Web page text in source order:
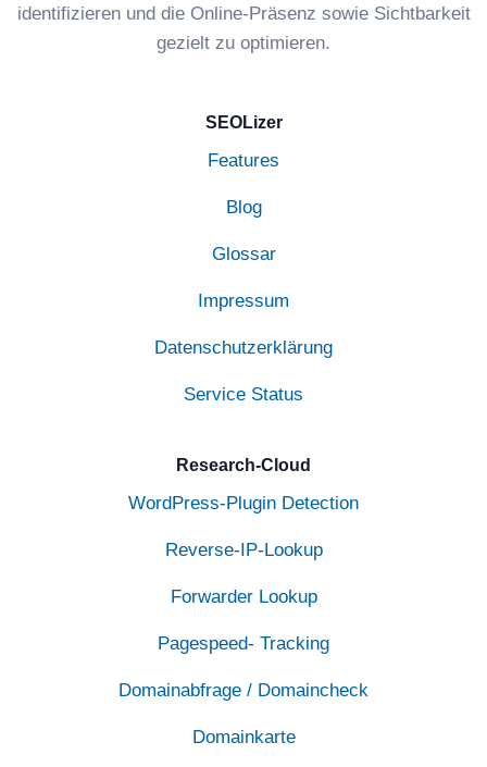
identifizieren und die Online-Präsenz sowie Sichtbarkeit
gezielt zu optimieren.
SEOLizer
Features
Blog
Glossar
Impressum
Datenschutzerklärung
Service Status
Research-Cloud
WordPress-Plugin Detection
Reverse-IP-Lookup
Forwarder Lookup
Pagespeed- Tracking
Domainabfrage / Domaincheck
Domainkarte